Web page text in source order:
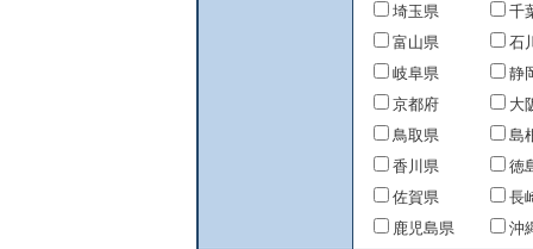
埼玉県
千
富山県
石
岐阜県
静
京都府
大
鳥取県
島
香川県
徳
佐賀県
長
鹿児島県
沖